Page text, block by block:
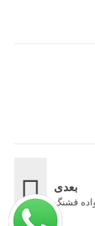
بعدی
قشنگ